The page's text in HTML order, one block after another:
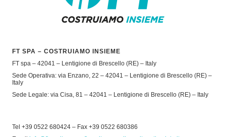
FT SPA – COSTRUIAMO INSIEME
FT spa – 42041 – Lentigione di Brescello (RE) – Italy
Sede Operativa: via Enzano, 22 – 42041 – Lentigione di Brescello (RE) –
Italy
Sede Legale: via Cisa, 81 – 42041 – Lentigione di Brescello (RE) – Italy
Tel +39 0522 680424 – Fax +39 0522 680386